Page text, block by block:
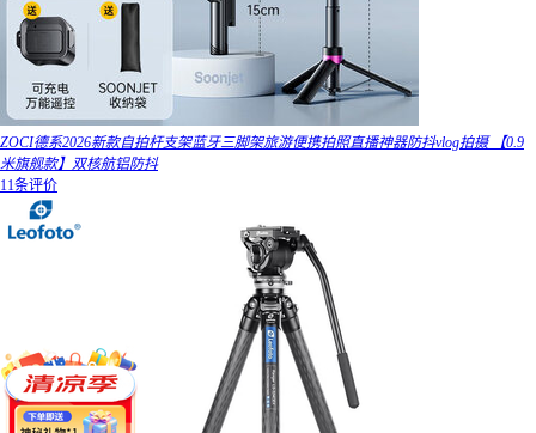
ZOCI德系2026新款自拍杆支架蓝牙三脚架旅游便携拍照直播神器防抖vlog拍摄 【0.9
米旗舰款】双核航铝防抖
11条评价